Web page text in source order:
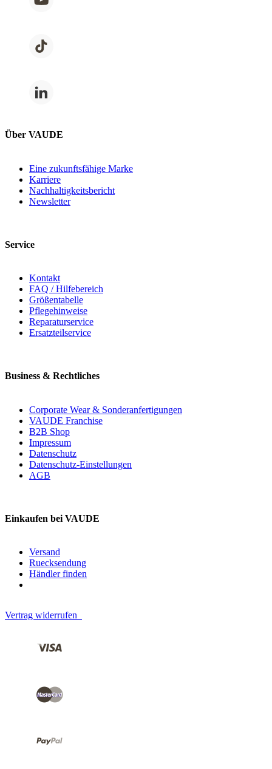
Über VAUDE
Eine zukunftsfähige Marke
Karriere
Nachhaltigkeitsbericht
Newsletter
Service
Kontakt
FAQ / Hilfebereich
Größentabelle
Pflegehinweise
Reparaturservice
Ersatzteilservice
Business & Rechtliches
Corporate Wear & Sonderanfertigungen
VAUDE Franchise
B2B Shop
Impressum
Datenschutz
Datenschutz-Einstellungen
AGB
Einkaufen bei VAUDE
Versand
Ruecksendung
Händler finden
Vertrag widerrufen